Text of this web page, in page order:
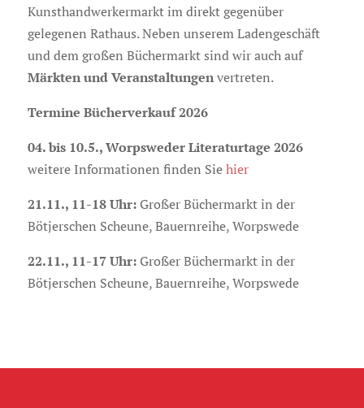
Kunsthandwerkermarkt im direkt gegenüber
gelegenen Rathaus. Neben unserem Ladengeschäft
und dem großen Büchermarkt sind wir auch auf
Märkten und Veranstaltungenvertreten.
Termine Bücherverkauf 2026
04. bis 10.5., Worpsweder Literaturtage 2026
weitere Informationen finden Sie hier
21.11., 11-18 Uhr:Großer Büchermarkt in der
Bötjerschen Scheune, Bauernreihe, Worpswede
22.11., 11-17 Uhr:Großer Büchermarkt in der
Bötjerschen Scheune, Bauernreihe, Worpswede